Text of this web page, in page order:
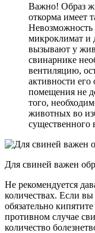
Важно! Образ
откорма имеет
Невозможность
микроклимат и
вызывают у
свинарнике
вентиляцию,
активности его
помещения не
того,
животных во
существенного
Для свиней важен
Не рекомендуется
количествах. Если
обязательно
противном случае
количество